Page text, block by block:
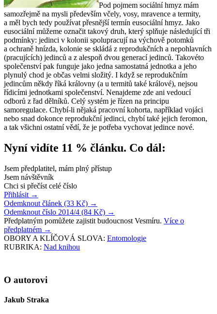
Pod pojmem sociální hmyz mám
samozřejmě na mysli především včely, vosy, mravence a termity,
a měl bych tedy používat přesnější termín eusociální hmyz. Jako
eusociální můžeme označit takový druh, který splňuje následující tři
podmínky: jedinci v kolonii spolupracují na výchově potomků
a ochraně hnízda, kolonie se skládá z reprodukčních a nepohlavních
(pracujících) jedinců a z alespoň dvou generací jedinců. Takovéto
společenství pak funguje jako jedna samostatná jednotka a jeho
plynulý chod je občas velmi složitý. I když se reprodukčním
jedincům někdy říká královny (a u termitů také králové), nejsou
řídicími jednotkami společenství. Nenajdeme zde ani vedoucí
odborů z řad dělníků. Celý systém je řízen na principu
samoregulace. Chybí-li nějaká pracovní kohorta, například vojáci
nebo snad dokonce reprodukční jedinci, chybí také jejich feromon,
a tak všichni ostatní vědí, že je potřeba vychovat jedince nové.
Nyní vidíte 11 % článku. Co dál:
Jsem předplatitel, mám plný přístup
Jsem návštěvník
Chci si přečíst celé číslo
Přihlásit →
Odemknout článek (33 Kč) →
Odemknout číslo 2014/4 (84 Kč) →
Předplatným pomůžete zajistit budoucnost Vesmíru. Více o
předplatném →
OBORY A KLÍČOVÁ SLOVA: Entomologie
RUBRIKA: Nad knihou
O autorovi
Jakub Straka